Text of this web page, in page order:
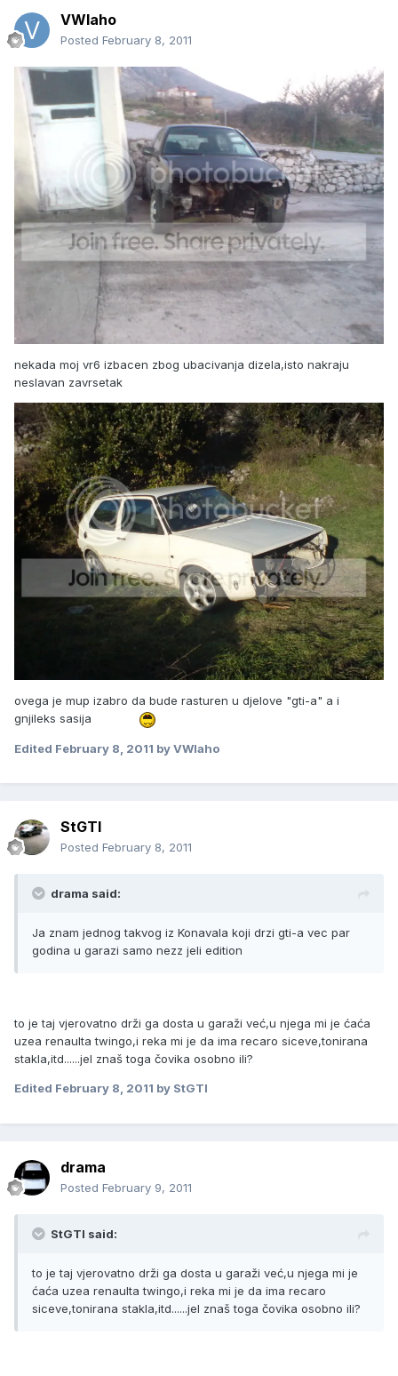
VWlaho
Posted February 8, 2011
nekada moj vr6 izbacen zbog ubacivanja dizela,isto nakraju
neslavan zavrsetak
ovega je mup izabro da bude rasturen u djelove "gti-a" a i
gnjileks sasija
Edited February 8, 2011 by VWlaho
StGTI
Posted February 8, 2011
drama said:
Ja znam jednog takvog iz Konavala koji drzi gti-a vec par
godina u garazi samo nezz jeli edition
to je taj vjerovatno drži ga dosta u garaži već,u njega mi je ćaća
uzea renaulta twingo,i reka mi je da ima recaro siceve,tonirana
stakla,itd......jel znaš toga čovika osobno ili?
Edited February 8, 2011 by StGTI
drama
Posted February 9, 2011
StGTI said:
to je taj vjerovatno drži ga dosta u garaži već,u njega mi je
ćaća uzea renaulta twingo,i reka mi je da ima recaro
siceve,tonirana stakla,itd......jel znaš toga čovika osobno ili?